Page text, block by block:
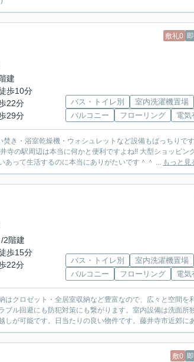
敷礼0
建
歩10分
22分
29分
バス・トイレ別 室内洗濯機置場
バルコニー
フローリング 電気
き・浴室乾燥機・ウォシュレットなど設備もばっちりで
の駅周辺は本当に何かと便利ですよね!! 大型ショッピン
って生活するのに本当にありがたいです＾＾ ... もっと見
2階建
歩15分
22分 バス・トイレ別 室内洗濯機置場
バルコニー
フローリング 電気
クロゼット・全居室収納など豊富なので、広々と空間を
ル回避にも防犯対策にも繋がります。室内設備は洗面所
が可能です。日当たりの良い物件です。藤井寺市近郊に
敷0